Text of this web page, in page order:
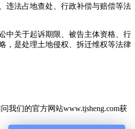
违法占地查处、行政补偿与赔偿等法
中关于起诉期限、被告主体资格、行
，是处理土地侵权、拆迁维权等法律
我们的官方网站www.tjsheng.com获